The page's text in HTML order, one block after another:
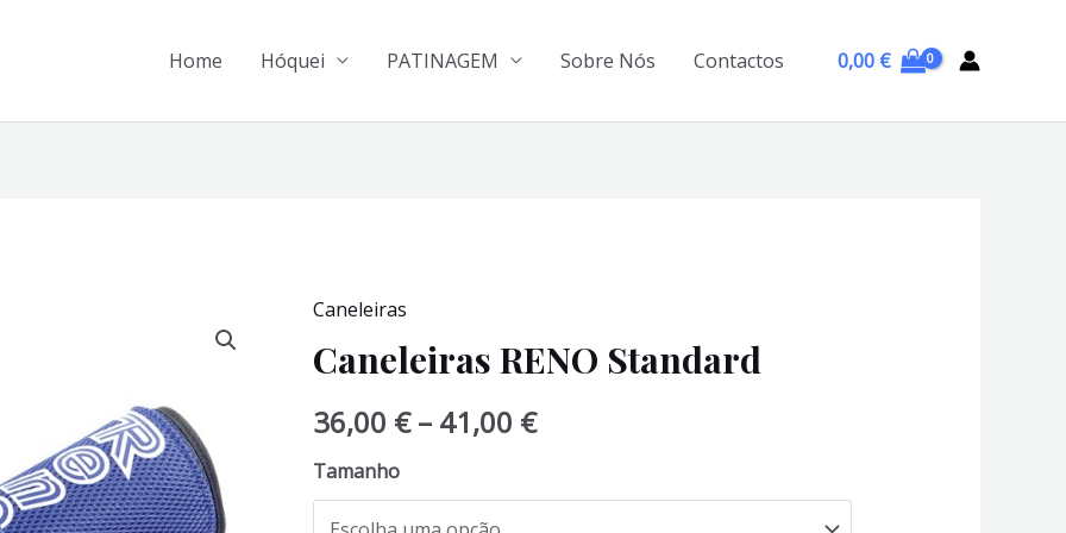
Home Hóquei PATINAGEM Sobre Nós Contactos 0,00 €
Caneleiras
Caneleiras RENO Standard
36,00 €– 41,00 €Price
Tamanho